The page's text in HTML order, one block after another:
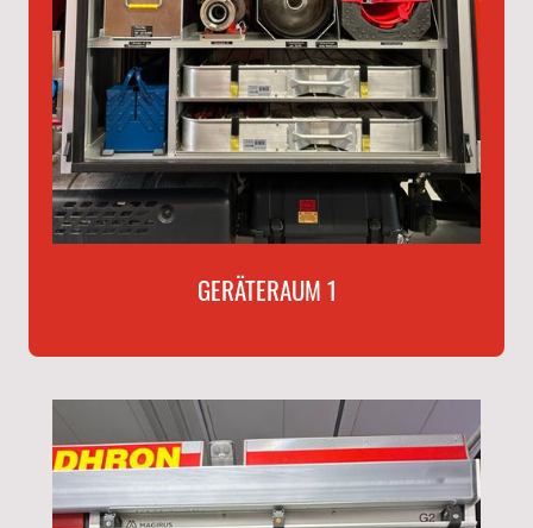
GERÄTERAUM 1